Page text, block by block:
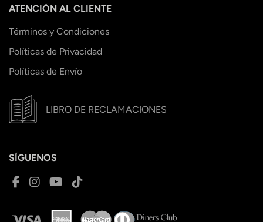
ATENCIÓN AL CLIENTE
Términos y Condiciones
Políticas de Privacidad
Políticas de Envío
LIBRO DE RECLAMACIONES
SÍGUENOS